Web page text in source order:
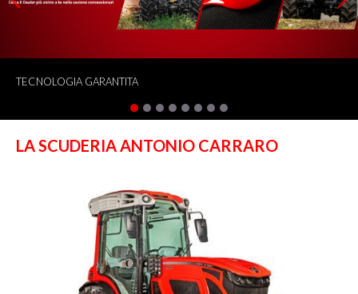
TECNOLOGIA GARANTITA
LA SCUDERIA ANTONIO CARRARO